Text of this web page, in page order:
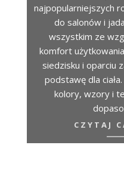
najpopularniejszych
do salonów i
wszystkim ze
komfort
siedzisku i oparciu
podstawę dla
kolory, wzory i
CZYTAJ